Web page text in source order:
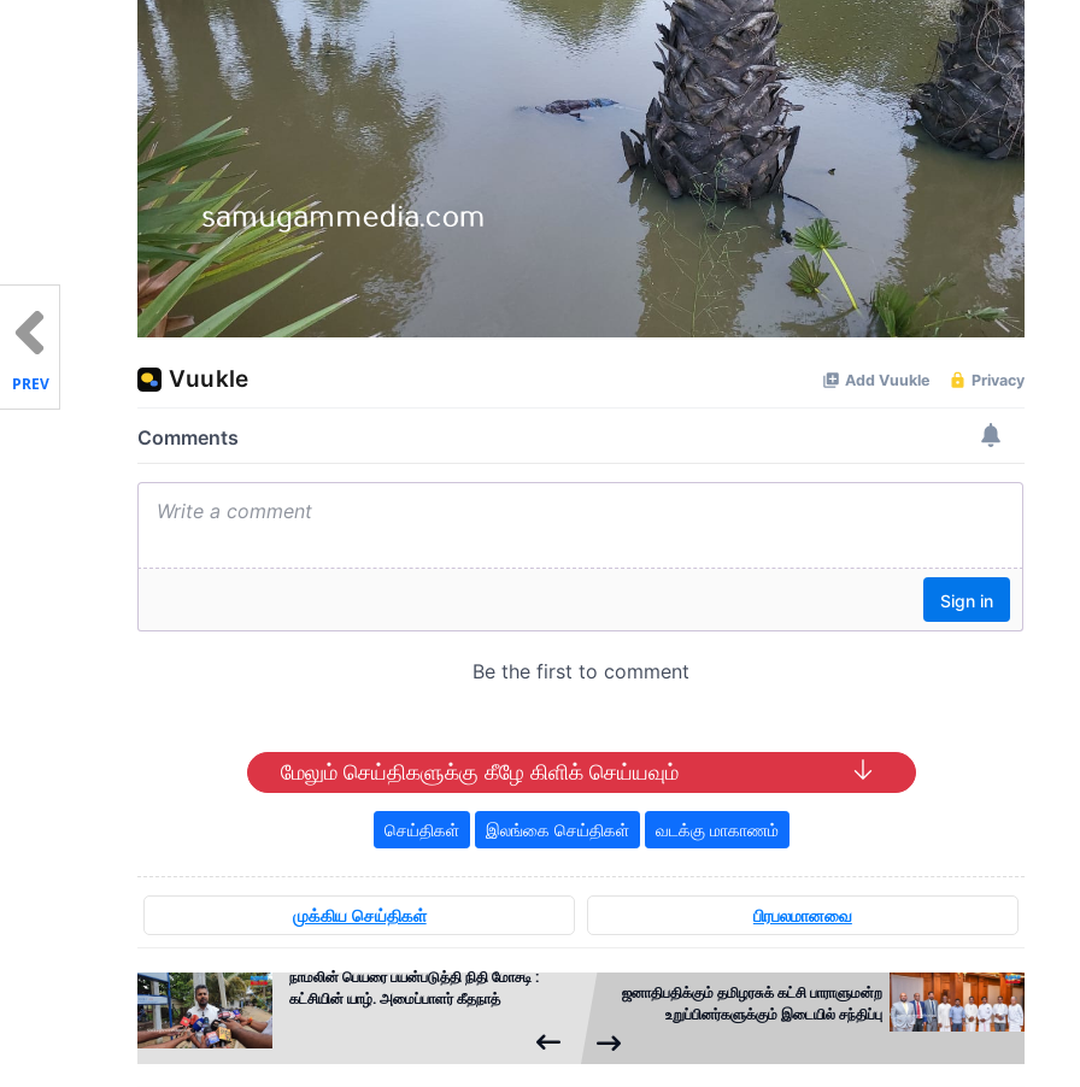
மேலும் செய்திகளுக்கு கீழே கிளிக் செய்யவும்
செய்திகள் இலங்கை செய்திகள் வடக்கு மாகாணம்
முக்கிய செய்திகள் பிரபலமானவை
நாமலின் பெயரை பயன்படுத்தி நிதி மோசடி :
கட்சியின் யாழ். அமைப்பாளர் கீதநாத்
ஜனாதிபதிக்கும் தமிழரசுக் கட்சி பாராளுமன்ற
உறுப்பினர்களுக்கும் இடையில் சந்திப்பு
PREV